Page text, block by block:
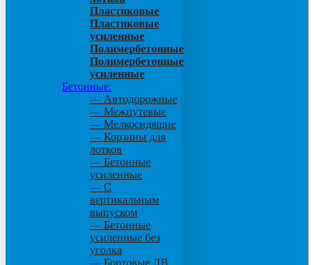
Пластиковые
Пластиковые
усиленные
Полимербетонные
Полимербетонные
усиленные
Бетонные:
— Автодорожные
— Межпутевые
— Мелкосидящие
— Корзины для
лотков
— Бетонные
усиленные
— С
вертикальным
выпуском
— Бетонные
усиленные без
уголка
— Бортовые ЛВ